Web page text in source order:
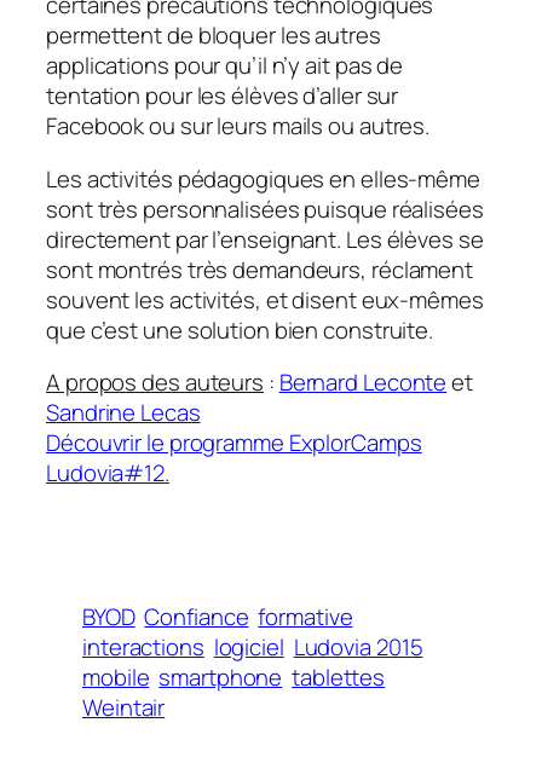
permettent de bloquer les autres
applications pour qu’il n’y ait pas de
tentation pour les élèves d’aller sur
Facebook ou sur leurs mails ou autres.
Les activités pédagogiques en elles-même
sont très personnalisées puisque réalisées
directement par l’enseignant. Les élèves se
sont montrés très demandeurs, réclament
souvent les activités, et disent eux-mêmes
que c’est une solution bien construite.
A propos des auteurs : Bernard Leconteet
Sandrine Lecas
Découvrir le programme ExplorCamps
Ludovia#12.
BYOD Confiance formative
interactions logiciel Ludovia 2015
mobile smartphone tablettes
Weintair